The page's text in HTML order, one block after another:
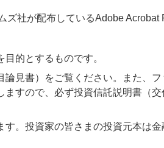
ズ社が配布しているAdobe
的とするものです。
見書）をご覧ください。また、
すので、必ず投資信託説明書（
。投資家の皆さまの投資元本は